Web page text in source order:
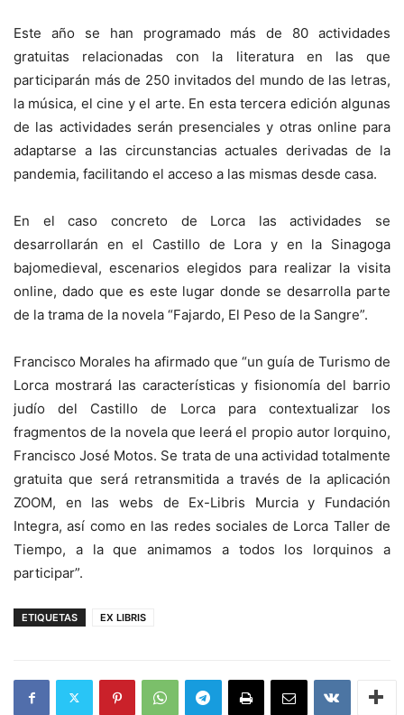
Este año se han programado más de 80 actividades
gratuitas relacionadas con la literatura en las que
participarán más de 250 invitados del mundo de las letras,
la música, el cine y el arte. En esta tercera edición algunas
de las actividades serán presenciales y otras online para
adaptarse a las circunstancias actuales derivadas de la
pandemia, facilitando el acceso a las mismas desde casa.
En el caso concreto de Lorca las actividades se
desarrollarán en el Castillo de Lora y en la Sinagoga
bajomedieval, escenarios elegidos para realizar la visita
online, dado que es este lugar donde se desarrolla parte
de la trama de la novela “Fajardo, El Peso de la Sangre”.
Francisco Morales ha afirmado que “un guía de Turismo de
Lorca mostrará las características y fisionomía del barrio
judío del Castillo de Lorca para contextualizar los
fragmentos de la novela que leerá el propio autor lorquino,
Francisco José Motos. Se trata de una actividad totalmente
gratuita que será retransmitida a través de la aplicación
ZOOM, en las webs de Ex-Libris Murcia y Fundación
Integra, así como en las redes sociales de Lorca Taller de
Tiempo, a la que animamos a todos los lorquinos a
participar”.
ETIQUETAS EX LIBRIS